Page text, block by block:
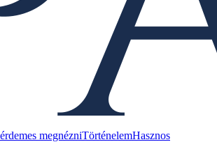
megnézniTörténelemHasznos